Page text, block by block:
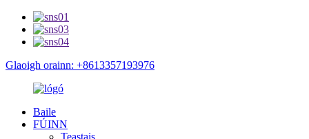
Glaoigh orainn: +8613357193976
Baile
FÚINN
Teastais